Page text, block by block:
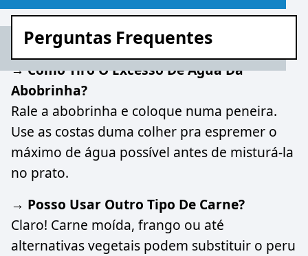
Perguntas Frequentes
→ Como Tiro O Excesso De Água Da
Abobrinha?
Rale a abobrinha e coloque numa peneira.
Use as costas duma colher pra espremer o
máximo de água possível antes de misturá-la
no prato.
→ Posso Usar Outro Tipo De Carne?
Claro! Carne moída, frango ou até
alternativas vegetais podem substituir o peru